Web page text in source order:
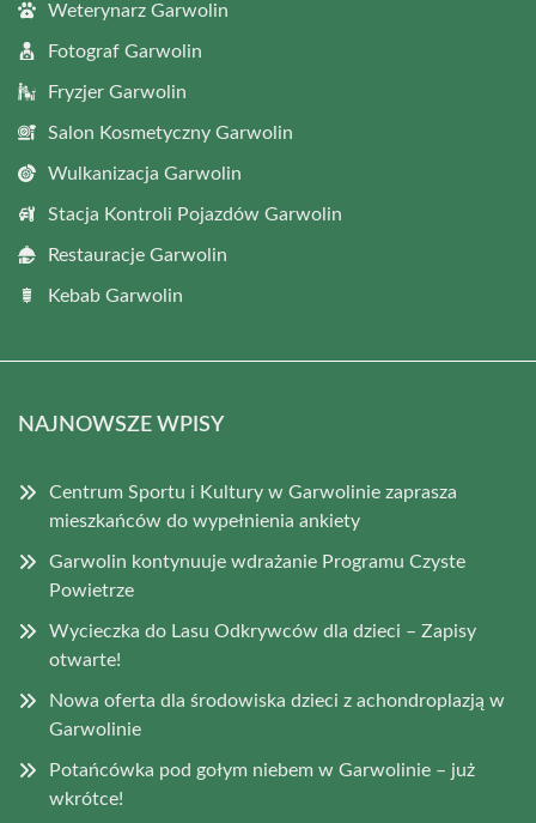
Weterynarz Garwolin
Fotograf Garwolin
Fryzjer Garwolin
Salon Kosmetyczny Garwolin
Wulkanizacja Garwolin
Stacja Kontroli Pojazdów Garwolin
Restauracje Garwolin
Kebab Garwolin
NAJNOWSZE WPISY
Centrum Sportu i Kultury w Garwolinie zaprasza
mieszkańców do wypełnienia ankiety
Garwolin kontynuuje wdrażanie Programu Czyste
Powietrze
Wycieczka do Lasu Odkrywców dla dzieci – Zapisy
otwarte!
Nowa oferta dla środowiska dzieci z achondroplazją w
Garwolinie
Potańcówka pod gołym niebem w Garwolinie – już
wkrótce!